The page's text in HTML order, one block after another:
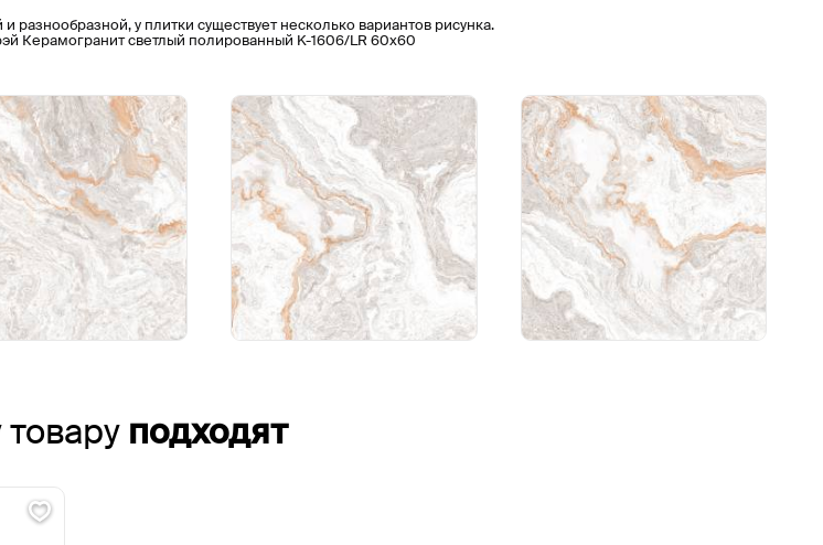
разнообразной, у плитки существует несколько вариантов рисунка.
Керамогранит светлый полированный K-1606/LR 60х60
подходят